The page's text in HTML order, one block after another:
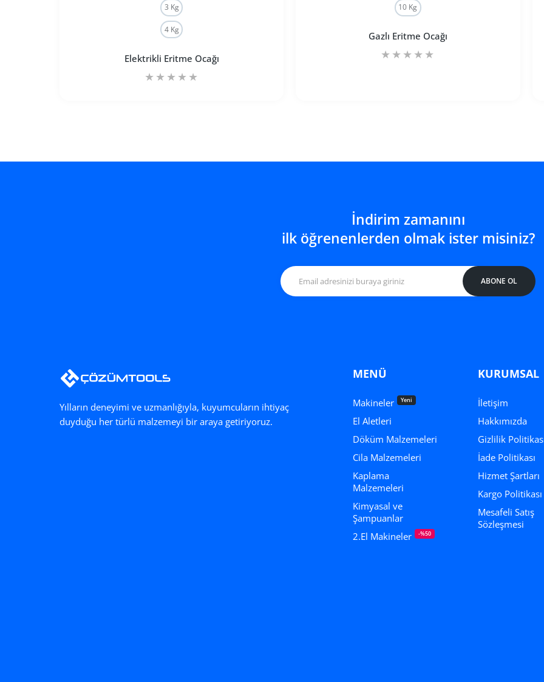
3 Kg
4 Kg
Elektrikli Eritme Ocağı
10 Kg
Gazlı Eritme Ocağı
İndirim zamanını
ilk öğrenenlerden olmak ister misiniz?
ABONE OL
Yılların deneyimi ve uzmanlığıyla, kuyumcuların ihtiyaç
duyduğu her türlü malzemeyi bir araya getiriyoruz.
MENÜ
Makineler Yeni
El Aletleri
Döküm Malzemeleri
Cila Malzemeleri
Kaplama
Malzemeleri
Kimyasal ve
Şampuanlar
2.El Makineler
-%50
KURUMSAL
İletişim
Hakkımızda
Gizlilik
İade Politikası
Hizmet Şartları
Kargo Politikası
Mesafeli Satış
Sözleşmesi